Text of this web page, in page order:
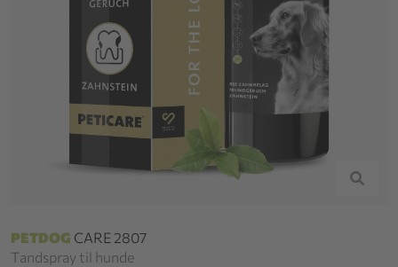
PETDOG CARE 2807
Tandspray til hunde